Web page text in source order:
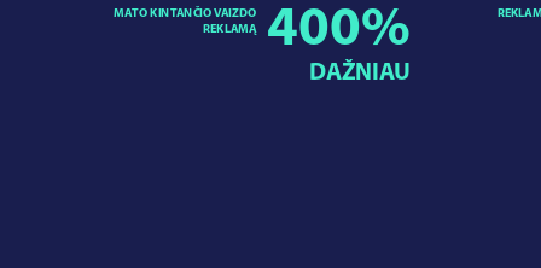
MATO KINTANČIO VAIZDO
REKLAMĄ 400%
DAŽNIAU